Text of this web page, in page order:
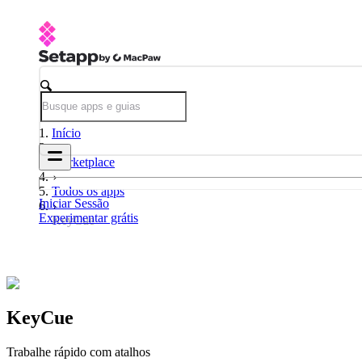
Iniciar Sessão
Experimentar grátis
Início
Marketplace
Todos os apps
KeyCue
KeyCue
Trabalhe rápido com atalhos